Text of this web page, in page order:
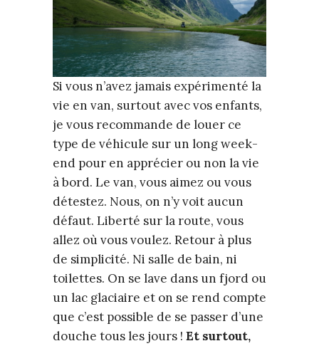
Si vous n’avez jamais expérimenté la
vie en van, surtout avec vos enfants,
je vous recommande de louer ce
type de véhicule sur un long week-
end pour en apprécier ou non la vie
à bord. Le van, vous aimez ou vous
détestez. Nous, on n’y voit aucun
défaut. Liberté sur la route, vous
allez où vous voulez. Retour à plus
de simplicité. Ni salle de bain, ni
toilettes. On se lave dans un fjord ou
un lac glaciaire et on se rend compte
que c’est possible de se passer d’une
douche tous les jours ! Et surtout,